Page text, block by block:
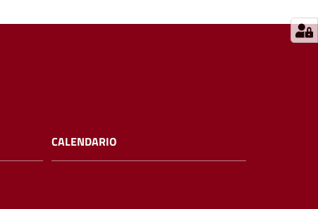
CALENDARIO